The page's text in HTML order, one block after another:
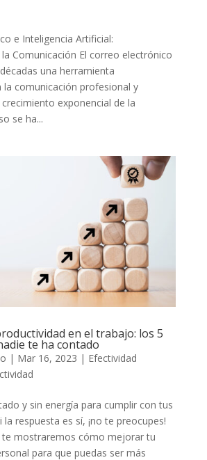
e Inteligencia Artificial:
Comunicación El correo electrónico
una herramienta
la comunicación profesional y
exponencial de la
se ha...
en el trabajo: los 5
te ha contado
| Mar 16, 2023 | Efectividad
y sin energía para cumplir con tus
la respuesta es sí, ¡no te preocupes!
te mostraremos cómo mejorar tu
para que puedas ser más